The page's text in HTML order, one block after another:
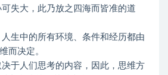
失大，此乃放之四海而皆准的道
生中的所有环境、条件和经历都由
而决定。
于人们思考的内容，因此，思维方